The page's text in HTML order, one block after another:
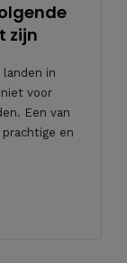
zijn
landen in
voor
Een van
en